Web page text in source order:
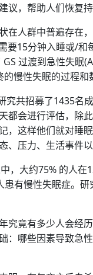
议，帮助人们恢复
在人群中普遍存在
15分钟入睡或/和
GS 过渡到急性失
慢性失眠的过程和
究共招募了1435名
都会进行评估，除
，这样他们就对睡
、压力、生活事件以
，大约75% 的人
患有慢性失眠症。
究竟有多少人会经
：哪些因素导致急